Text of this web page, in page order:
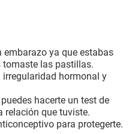
embarazo ya que estabas
las pastillas.
irregularidad hormonal y
hacerte un test de
relación que tuviste.
para protegerte.